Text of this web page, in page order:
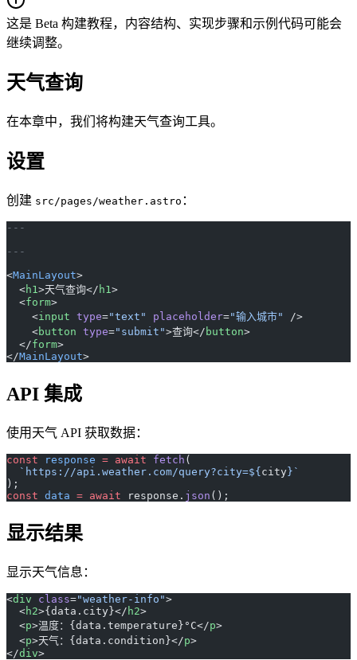
这是 Beta 构建教程，内容结构、实现步骤和示例代码可能会
继续调整。
天气查询
在本章中，我们将构建天气查询工具。
设置
创建 src/pages/weather.astro ：
---
---
<MainLayout>
  <
h1 >天气查询</ h1 >
  <
form>
    <
input type="text" placeholder="输入城市"
/>
    <
button type="submit">查询</ button>
  </
form>
</MainLayout>
API 集成
使用天气 API 获取数据：
const response = await fetch (
  `https://api.weather.com/query?city=${
city }`
);
const data = await response. json ();
显示结果
显示天气信息：
<div class="weather-info">
  <
h2>{data.city}</ h2>
  <
p>温度：{data.temperature}°C</p>
  <
p>天气：{data.condition}</p>
</div>